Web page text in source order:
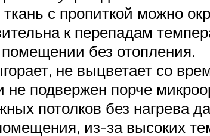
с пропиткой можно
к перепадам
без отопления.
не выцветает со
не подвержен порче
потолков без нагрева
из-за высоких